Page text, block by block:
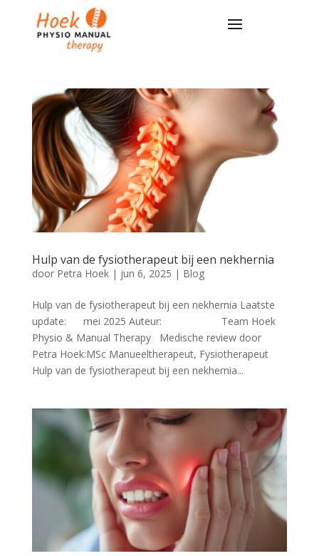
Hulp van de fysiotherapeut bij een nekhernia
door Petra Hoek| jun 6, 2025 | Blog
Hulp van de fysiotherapeut bij een nekhernia Laatste
update: mei 2025 Auteur: Team Hoek
Physio & Manual Therapy Medische review door
Petra Hoek:MSc Manueeltherapeut, Fysiotherapeut
Hulp van de fysiotherapeut bij een nekhernia...